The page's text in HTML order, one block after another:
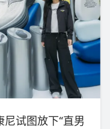
试图放下“直男